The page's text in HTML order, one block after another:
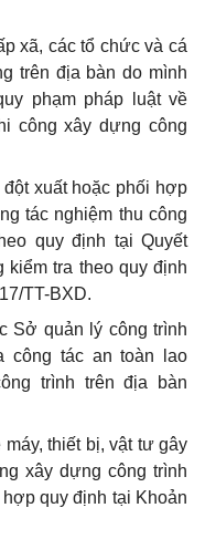
xã, các tổ chức và cá
trên địa bàn do mình
phạm pháp luật về
công xây dựng công
xuất hoặc phối hợp
tác nghiệm thu công
quy định tại Quyết
kiểm tra theo quy định
TT-BXD.
Sở quản lý công trình
công tác an toàn lao
trình trên địa bàn
thiết bị, vật tư gây
xây dựng công trình
quy định tại Khoản